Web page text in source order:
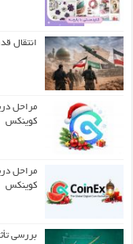
انتقال
مراحل
کوینکس
مراحل
کوینکس
بررسی